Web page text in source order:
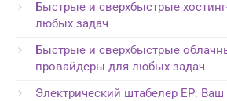
Быстрые и сверхбыстрые
любых задач
Быстрые и сверхбыстрые
провайдеры для любых задач
Электрический штабелер EP: